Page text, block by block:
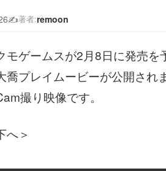
✍️著者:remoon
モゲームスが2月8日に発売
喬プレイムービーが公開さ
撮り映像です。
へ＞